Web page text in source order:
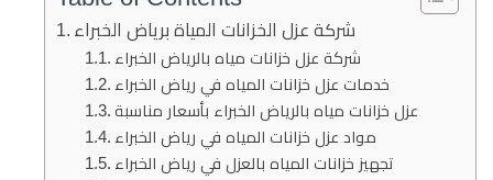
شركة عزل الخزانات المياة برياض الخبراء
شركة عزل خزانات مياه بالرياض الخبراء
خدمات عزل خزانات المياه في رياض الخبراء
عزل خزانات مياه بالرياض الخبراء بأسعار مناسبة
مواد عزل خزانات المياه في رياض الخبراء
تجهيز خزانات المياه بالعزل في رياض الخبراء